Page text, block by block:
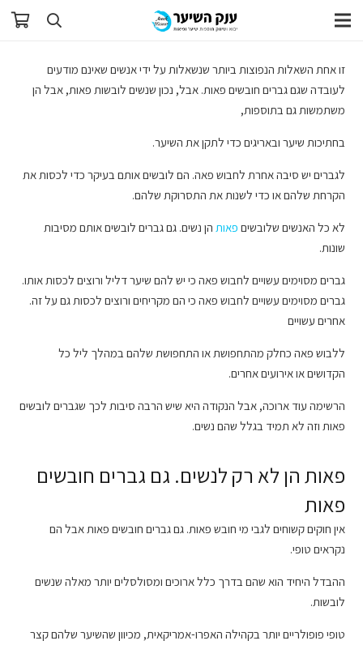
זו אחת השאלות הנפוצות ביותר שנשאלות על ידי אנשים שאינם מודעים
לעובדה שגם גברים חובשים פאות. אבל, נכון שנשים לובשות פאות, אבל הן
משתמשות גם בתוספות,
בחתיכות שיער ובאריגים כדי לתקן את השיער.
לגברים יש סיבה אחרת לחבוש פאה. הם לובשים אותם בעיקר כדי לכסות את
הקרחת שלהם או כדי לשנות את התסרוקת שלהם.
לא כל האנשים שלובשים פאות הן נשים. גם גברים לובשים אותם מסיבות
שונות.
גברים מסוימים עשויים לחבוש פאה כי יש להם שיער דליל ורוצים לכסות אותו.
גברים מסוימים עשויים לחבוש פאה כי הם מקריחים ורוצים לכסות גם על זה.
אחרים עשויים
ללבוש פאה כחלק מהתחפושת או התחפושת שלהם במהלך ליל כל
הקדושים או אירועים אחרים.
הרשימה עוד ארוכה, אבל הנקודה היא שיש הרבה סיבות לכך שגברים לובשים
פאות וזה לא תמיד בגלל שהם נשים.
פאות הן לא רק לנשים. גם גברים חובשים
פאות
אין חוקים קשוחים לגבי מי חובש פאות. גם גברים חובשים פאות אבל הם
נקראים טופי.
ההבדל היחיד הוא שהם בדרך כלל ארוכים ומסולסלים יותר מאלה שנשים
לובשות.
טופי פופולריים יותר בקהילה האפרו-אמריקאית, מכיוון שהשיער שלהם קצר